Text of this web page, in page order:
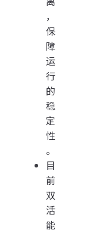
，
保
障
运
行
的
稳
定
性
。
目
前
双
活
能